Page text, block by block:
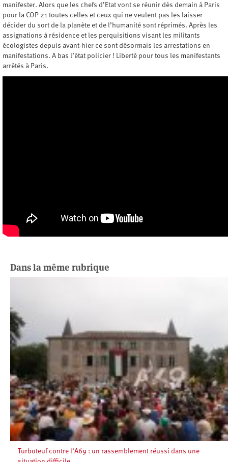
manifester. Alors que les chefs d’Etat vont se réunir dès demain à Paris
pour la COP 21 toutes celles et ceux qui ne veulent pas les laisser
décider du sort de la planète et de l’humanité sont réprimés. Après les
assignations à résidence et les perquisitions visant les militants
écologistes depuis avant-hier ce sont désormais les arrestations en
manifestations. A bas l’état policier ! Liberté pour tous les manifestants
arrêtés à Paris.
Dans la même rubrique
Turboteuf contre l’A69 : un rassemblement réussi dans une